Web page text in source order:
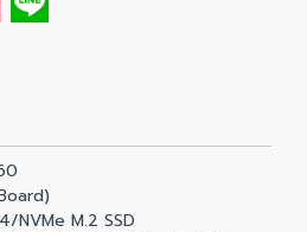
NVMe M.2 SSD